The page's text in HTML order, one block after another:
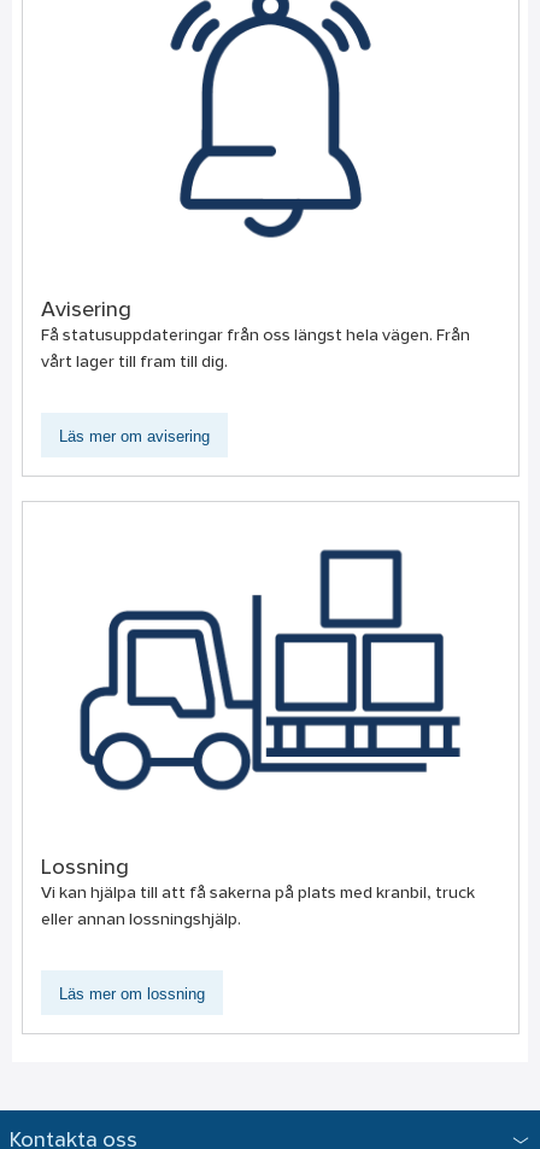
Avisering
Få statusuppdateringar från oss längst hela vägen. Från
vårt lager till fram till dig.
Läs mer om avisering
Lossning
Vi kan hjälpa till att få sakerna på plats med kranbil, truck
eller annan lossningshjälp.
Läs mer om lossning
Kontakta oss